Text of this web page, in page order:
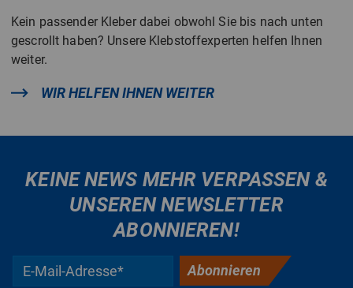
Kein passender Kleber dabei obwohl Sie bis nach unten
gescrollt haben? Unsere Klebstoffexperten helfen Ihnen
weiter.
WIR HELFEN IHNEN WEITER
KEINE NEWS MEHR VERPASSEN &
UNSEREN NEWSLETTER
ABONNIEREN!
Abonnieren